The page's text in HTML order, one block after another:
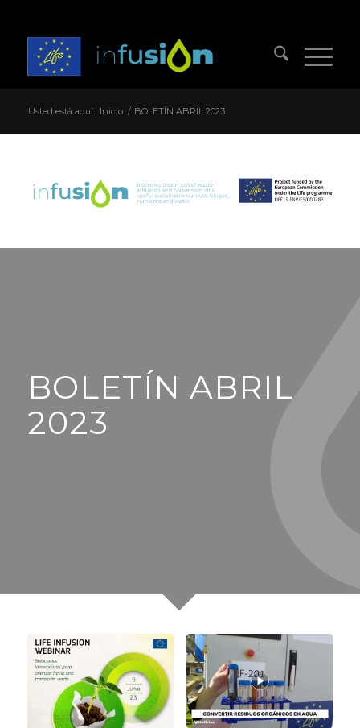
Usted está aquí: Inicio / BOLETÍN ABRIL 2023
BOLETÍN ABRIL
2023